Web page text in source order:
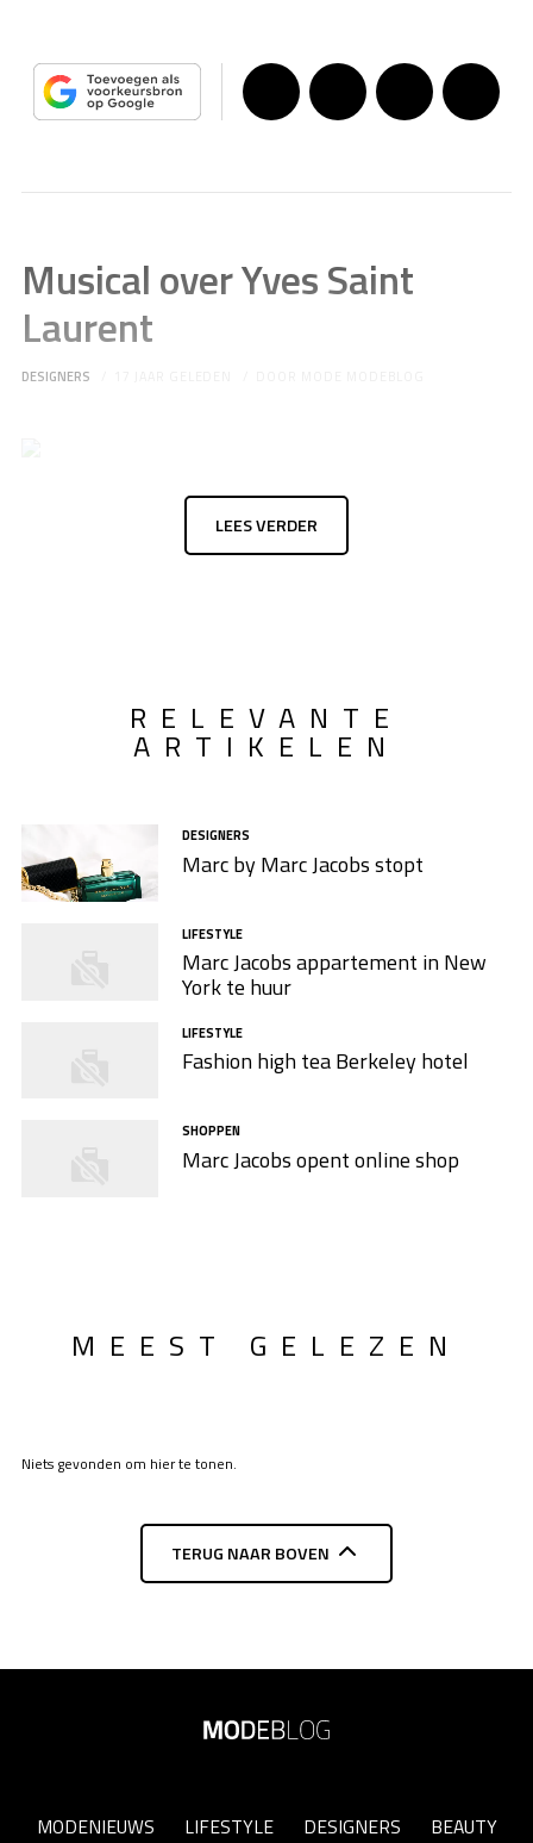
Musical over Yves Saint
Laurent
DESIGNERS
LEES VERDER
RELEVANTE
ARTIKELEN
DESIGNERS
Marc by Marc Jacobs stopt
LIFESTYLE
Marc Jacobs appartement in New
York te huur
LIFESTYLE
Fashion high tea Berkeley hotel
SHOPPEN
Marc Jacobs opent online shop
MEEST GELEZEN
Niets gevonden om hier te tonen.
TERUG NAAR BOVEN
MODENIEUWS LIFESTYLE DESIGNERS BEAUTY